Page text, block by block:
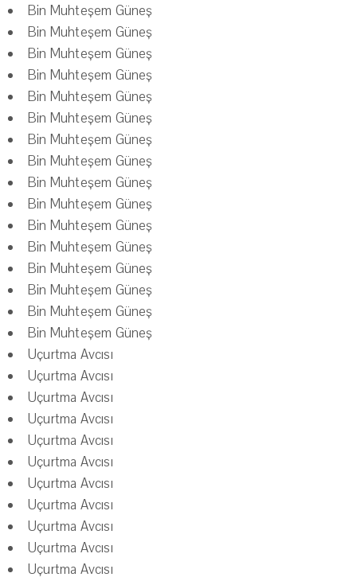
Bin Muhteşem Güneş
Bin Muhteşem Güneş
Bin Muhteşem Güneş
Bin Muhteşem Güneş
Bin Muhteşem Güneş
Bin Muhteşem Güneş
Bin Muhteşem Güneş
Bin Muhteşem Güneş
Bin Muhteşem Güneş
Bin Muhteşem Güneş
Bin Muhteşem Güneş
Bin Muhteşem Güneş
Bin Muhteşem Güneş
Bin Muhteşem Güneş
Bin Muhteşem Güneş
Bin Muhteşem Güneş
Uçurtma Avcısı
Uçurtma Avcısı
Uçurtma Avcısı
Uçurtma Avcısı
Uçurtma Avcısı
Uçurtma Avcısı
Uçurtma Avcısı
Uçurtma Avcısı
Uçurtma Avcısı
Uçurtma Avcısı
Uçurtma Avcısı